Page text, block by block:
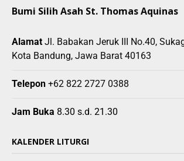
Bumi Silih Asah St. Thomas Aquinas
Alamat Jl. Babakan Jeruk III No.40,
Kota Bandung, Jawa Barat 40163
Telepon +62 822 2727 0388
Jam Buka 8.30 s.d. 21.30
KALENDER LITURGI